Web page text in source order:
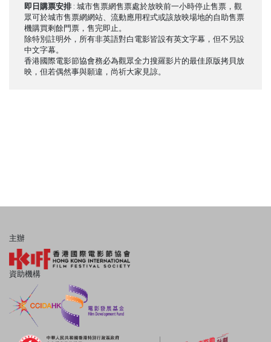
即日購票安排 : 城市售票網售票處於放映前一小時停止售票，觀
眾可於城市售票網網站、流動應用程式或該放映場地的自助售票
機購買剩餘門票，售完即止。
除特別註明外，所有非英語對白電影皆設有英文字幕，但不另設
中文字幕。
香港國際電影節協會務必為觀眾全力搜羅影片的最佳原版拷貝放
映，但若偶然事與願違，尚祈大家見諒。
主辦
資助機構